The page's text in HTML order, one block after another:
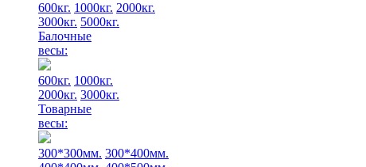
600кг. 1000кг. 2000кг.
3000кг. 5000кг.
Балочные
весы:
600кг. 1000кг.
2000кг. 3000кг.
Товарные
весы:
300*300мм. 300*400мм.